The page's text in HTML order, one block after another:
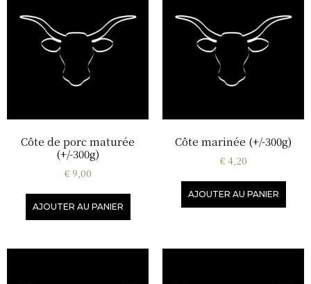
Côte de porc maturée
(+/-300g)
€9,00
AJOUTER AU PANIER
Côte marinée (+/-300g)
€4,20
AJOUTER AU PANIER